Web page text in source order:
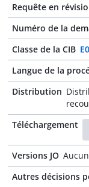
Requête en
Numéro de la
Classe de la CIB
Langue de la
Distribution
Téléchargement
Versions JO
Autres décisions